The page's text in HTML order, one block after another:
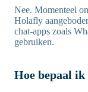
Nee. Momenteel
Holafly
chat-apps zoals
gebruiken.
Hoe bepaal ik